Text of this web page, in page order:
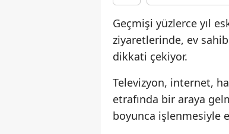
Geçmişi yüzlerce yıl
ziyaretlerinde, ev
dikkati çekiyor.
Televizyon, internet,
etrafında bir araya
boyunca işlenmesiyle